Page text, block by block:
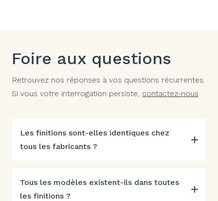
Foire aux questions
Retrouvez nos réponses à vos questions récurrentes.
Si vous votre interrogation persiste, contactez-nous
Les finitions sont-elles identiques chez
tous les fabricants ?
Tous les modèles existent-ils dans toutes
les finitions ?